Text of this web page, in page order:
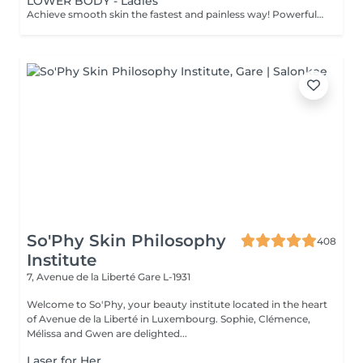
Achieve smooth skin the fastest and painless way! Powerful results with our advanced Soprano ICE Platinum laser machine. The Soprano ICE Platinum is an advanced laser hair removal system by Alma that combines three powerful wavelengths in one handpiece. This unique technology allows it to target different layers of the hair follicle at the same time, giving more effective and lasting results. It offers: 3 combined wavelengths(Alexandrite, Diode "Speed" and Yag) that cover the full range of hair types and skin tones, apart from grey hair. Virtually painless treatments, thanks to the gentle heating method and advanced ICE cooling system. A proven safety record, trusted by clinics worldwide. Safe for all skin types, including tanned skin. What to expect: on average noticeable effects happen after your first session and final results achieved after 6-8 treatments. Age recommendations: best suited for individuals aged 16-18 and above. Before treatment care: - Avoid sun/tanning 2 weeks prior on the area of treatment. - Avoid waxing, plucking, threading, or using depilatory creams for 4 weeks prior to treatment. The laser targets the hair root, which must be present for the treatment to be effective. - Shave the treatment area 24 hours before your appointment. Do not shave immediately before the treatment to avoid skin irritation. - Avoid chemical peels, retinoids, glycolic acid, or exfoliating treatments in the treatment area for at least 1 week prior. - Avoid excessive alcohol(24h) or caffeine on the day of your session. After treatment care: Following your Soprano ICE Platinum laser hair removal session, it's important to care for your skin properly to keep it calm, smooth, and protected. - First 48 hours avoid hot showers, saunas, steam rooms, or heavy workouts. Apply aloe vera gel or a cool compress if the skin feels warm or slightly red. - Slight redness or mild sensitivity is normallet it heal naturally. - Avoid direct sun exposure for at least 1-2 weeks after treatment. - Always use a broad-spectrum SPF 30+ sunscreen on treated areas if exposed to sunlight. - No tanning beds or self-tanners until the skin fully recovers. - Do not wax, pluck, or thread between sessionsonly shave if needed. - Expect some hairs to shed naturally over the next 1-3 weeks. - You may gently exfoliate after 5-7 days to help loosen shedding hairs. Treatment frequency: sessions are recommended every 6-12 weeks, with a total of 6-8 treatments depending on the area.
So'Phy Skin Philosophy
Institute
408
7, Avenue de la Liberté Gare L-1931
Welcome to So'Phy, your beauty institute located in the heart
of Avenue de la Liberté in Luxembourg. Sophie, Clémence,
Mélissa and Gwen are delighted...